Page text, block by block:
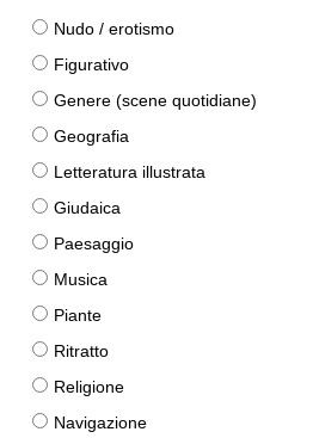
Nudo / erotismo
Figurativo
Genere (scene quotidiane)
Geografia
Letteratura illustrata
Giudaica
Paesaggio
Musica
Piante
Ritratto
Religione
Navigazione